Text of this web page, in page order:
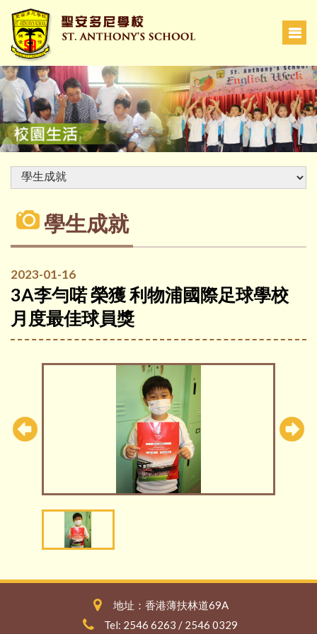
學生成就
2023-01-16
3A李勻喏 榮獲 利物浦國際足球學校
月度最佳球員獎
地址：香港薄扶林道69A
Tel: 2546 6263 / 2546 0329